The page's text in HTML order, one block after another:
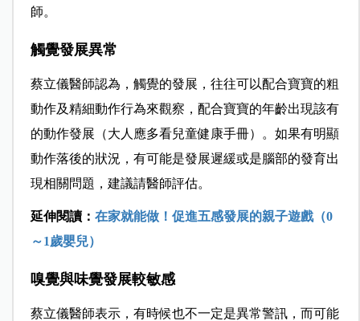
師。
觸覺發展異常
蔡立儀醫師認為，觸覺的發展，往往可以配合寶寶的粗
動作及精細動作行為來觀察，配合寶寶的年齡出現該有
的動作發展（大人應多看兒童健康手冊）。如果有明顯
動作落後的狀況，有可能是發展遲緩或是腦部的發育出
現相關問題，建議請醫師評估。
延伸閱讀： 在家就能做！促進五感發展的親子遊戲（0
～1歲嬰兒）
嗅覺與味覺發展較敏感
蔡立儀醫師表示，有時候也不一定是異常警訊，而可能